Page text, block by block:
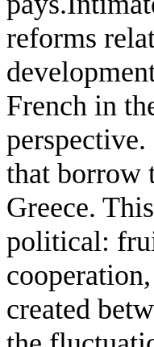
reforms
French in
that borrow
Greece.
political:
created